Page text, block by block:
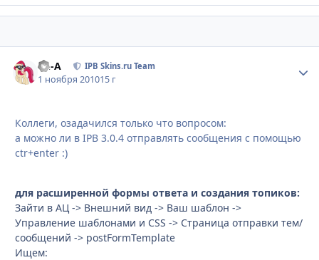
Ph-A IPB Skins.ru Team
1 ноября 201015 г
Коллеги, озадачился только что вопросом:
а можно ли в IPB 3.0.4 отправлять сообщения с помощью
ctr+enter :)
для расширенной формы ответа и создания топиков:
Зайти в АЦ -> Внешний вид -> Ваш шаблон ->
Управление шаблонами и CSS -> Страница отправки тем/
сообщений -> postFormTemplate
Ищем: